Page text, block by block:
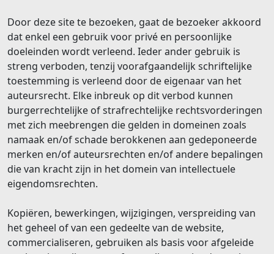
Door deze site te bezoeken, gaat de bezoeker akkoord
dat enkel een gebruik voor privé en persoonlijke
doeleinden wordt verleend. Ieder ander gebruik is
streng verboden, tenzij voorafgaandelijk schriftelijke
toestemming is verleend door de eigenaar van het
auteursrecht. Elke inbreuk op dit verbod kunnen
burgerrechtelijke of strafrechtelijke rechtsvorderingen
met zich meebrengen die gelden in domeinen zoals
namaak en/of schade berokkenen aan gedeponeerde
merken en/of auteursrechten en/of andere bepalingen
die van kracht zijn in het domein van intellectuele
eigendomsrechten.
Kopiëren, bewerkingen, wijzigingen, verspreiding van
het geheel of van een gedeelte van de website,
commercialiseren, gebruiken als basis voor afgeleide